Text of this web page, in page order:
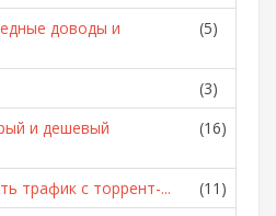
доводы и
(5)
(3)
и дешевый
(16)
трафик с торрент-...
(11)